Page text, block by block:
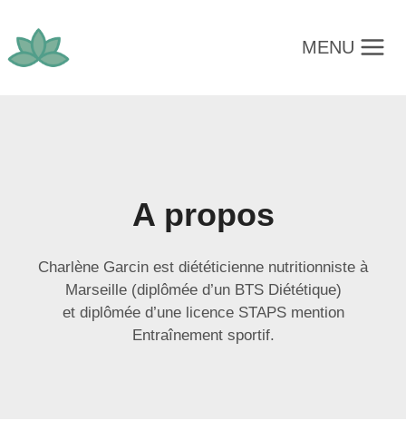
contenu
MENU
A propos
Charlène Garcin est diététicienne nutritionniste à
Marseille (diplômée d’un BTS Diététique)
et diplômée d’une licence STAPS mention
Entraînement sportif.